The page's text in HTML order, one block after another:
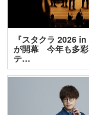
『スタクラ 2026 in
が開幕 今年も多彩
テ…